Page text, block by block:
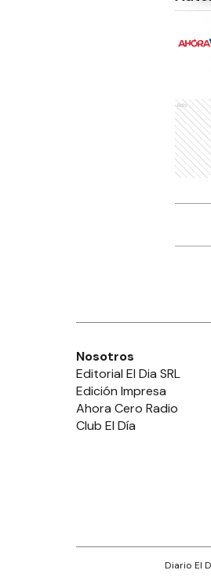
Ads
Nosotros
Editorial El Dia SRL
Edición Impresa
Ahora Cero Radio
Club El Día
Diario El